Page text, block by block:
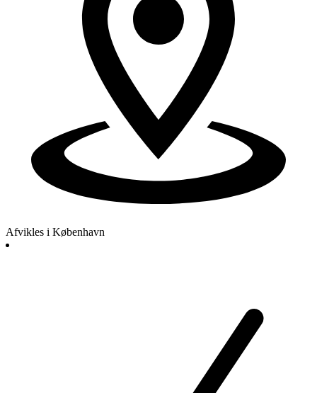
Afvikles i København